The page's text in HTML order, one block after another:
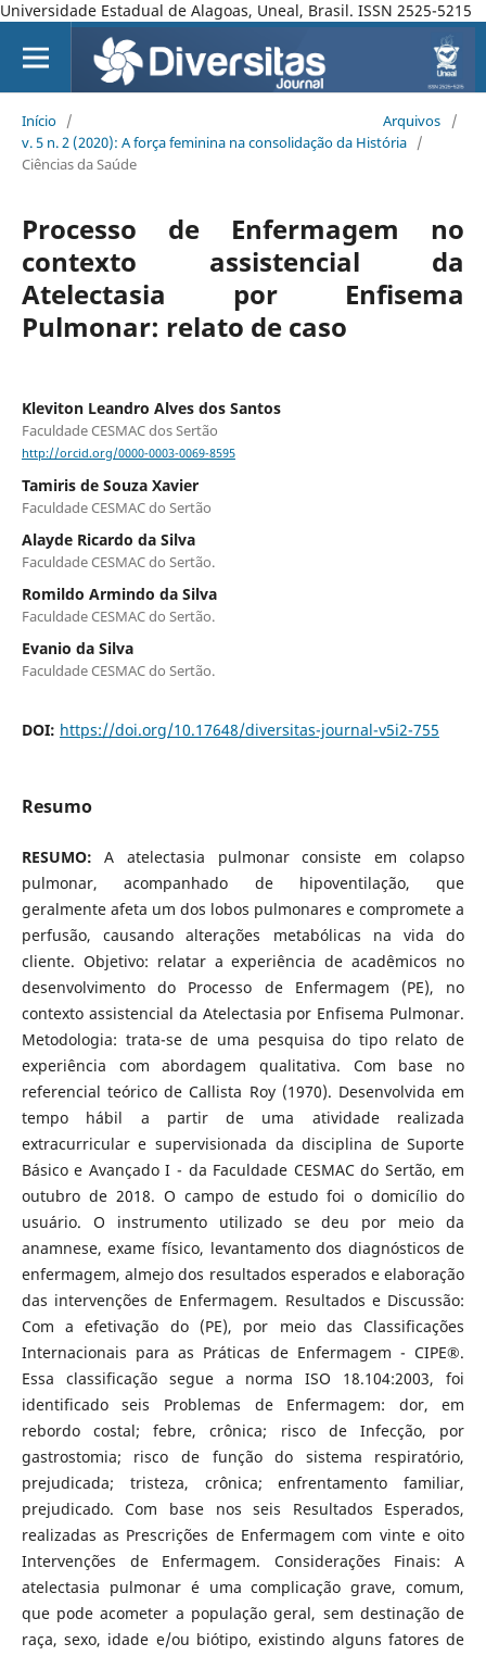
Universidade Estadual de Alagoas, Uneal, Brasil. ISSN 2525-5215
Início / Arquivos
/
v. 5 n. 2 (2020): A força feminina na consolidação da História /
Ciências da Saúde
Processo de Enfermagem no
contexto assistencial da
Atelectasia por Enfisema
Pulmonar: relato de caso
Kleviton Leandro Alves dos Santos
Faculdade CESMAC dos Sertão
http://orcid.org/0000-0003-0069-8595
Tamiris de Souza Xavier
Faculdade CESMAC do Sertão
Alayde Ricardo da Silva
Faculdade CESMAC do Sertão.
Romildo Armindo da Silva
Faculdade CESMAC do Sertão.
Evanio da Silva
Faculdade CESMAC do Sertão.
DOI: https://doi.org/10.17648/diversitas-journal-v5i2-755
Resumo
RESUMO: A atelectasia pulmonar consiste em colapso
pulmonar, acompanhado de hipoventilação, que
geralmente afeta um dos lobos pulmonares e compromete a
perfusão, causando alterações metabólicas na vida do
cliente. Objetivo: relatar a experiência de acadêmicos no
desenvolvimento do Processo de Enfermagem (PE), no
contexto assistencial da Atelectasia por Enfisema Pulmonar.
Metodologia: trata-se de uma pesquisa do tipo relato de
experiência com abordagem qualitativa. Com base no
referencial teórico de Callista Roy (1970). Desenvolvida em
tempo hábil a partir de uma atividade realizada
extracurricular e supervisionada da disciplina de Suporte
Básico e Avançado I - da Faculdade CESMAC do Sertão, em
outubro de 2018. O campo de estudo foi o domicílio do
usuário. O instrumento utilizado se deu por meio da
anamnese, exame físico, levantamento dos diagnósticos de
enfermagem, almejo dos resultados esperados e elaboração
das intervenções de Enfermagem. Resultados e Discussão:
Com a efetivação do (PE), por meio das Classificações
Internacionais para as Práticas de Enfermagem - CIPE®.
Essa classificação segue a norma ISO 18.104:2003, foi
identificado seis Problemas de Enfermagem: dor, em
rebordo costal; febre, crônica; risco de Infecção, por
gastrostomia; risco de função do sistema respiratório,
prejudicada; tristeza, crônica; enfrentamento familiar,
prejudicado. Com base nos seis Resultados Esperados,
realizadas as Prescrições de Enfermagem com vinte e oito
Intervenções de Enfermagem. Considerações Finais: A
atelectasia pulmonar é uma complicação grave, comum,
que pode acometer a população geral, sem destinação de
raça, sexo, idade e/ou biótipo, existindo alguns fatores de